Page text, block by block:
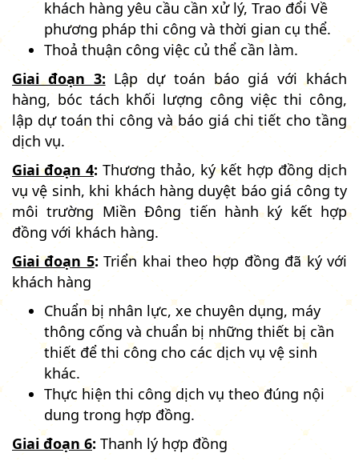
khách hàng yêu cầu cần xử lý, Trao đổi Về
phương pháp thi công và thời gian cụ thể.
Thoả thuận công việc củ thể cần làm.
Giai đoạn 3: Lập dự toán báo giá với khách
hàng, bóc tách khối lượng công việc thi công,
lập dự toán thi công và báo giá chi tiết cho tầng
dịch vụ.
Giai đoạn 4: Thương thảo, ký kết hợp đồng dịch
vụ vệ sinh, khi khách hàng duyệt báo giá công ty
môi trường Miền Đông tiến hành ký kết hợp
đồng với khách hàng.
Giai đoạn 5: Triển khai theo hợp đồng đã ký với
khách hàng
Chuẩn bị nhân lực, xe chuyên dụng, máy
thông cống và chuẩn bị những thiết bị cần
thiết để thi công cho các dịch vụ vệ sinh
khác.
Thực hiện thi công dịch vụ theo đúng nội
dung trong hợp đồng.
Giai đoạn 6: Thanh lý hợp đồng